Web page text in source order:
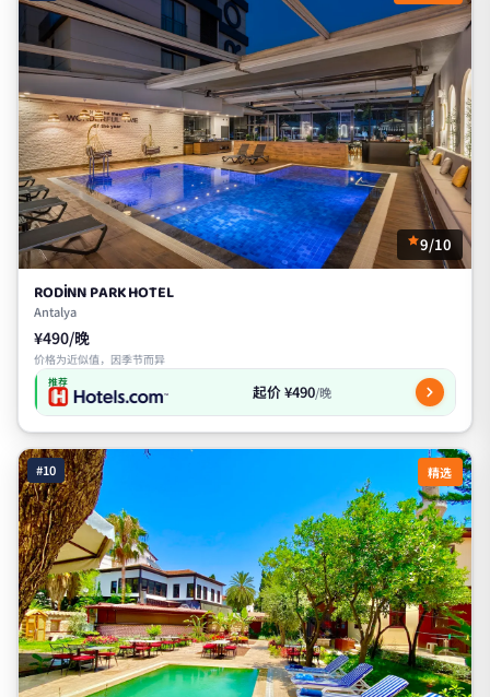
9/10
RODİNN PARK HOTEL
Antalya
¥490/晚
价格为近似值，因季节而异
推荐 起价 ¥490/晚
#10 精选